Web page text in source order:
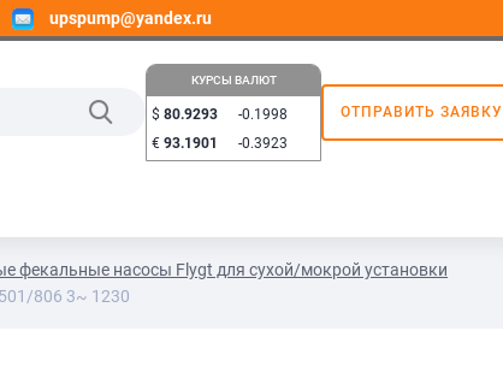
upspump@yandex.ru
КУРСЫ ВАЛЮТ
$ 80.9293
€ 93.1901
-0.1998
-0.3923
ОТПРАВИТЬ ЗАЯВКУ
фекальные насосы Flygt для сухой/мокрой установки
806 3~ 1230